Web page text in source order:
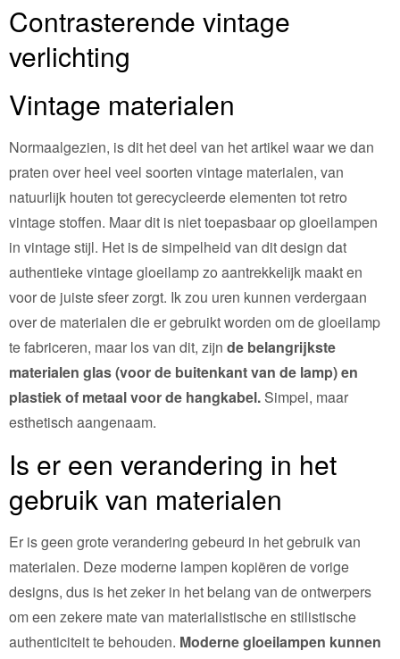
Contrasterende vintage
verlichting
Vintage materialen
Normaalgezien, is dit het deel van het artikel waar we dan
praten over heel veel soorten vintage materialen, van
natuurlijk houten tot gerecycleerde elementen tot retro
vintage stoffen. Maar dit is niet toepasbaar op gloeilampen
in vintage stijl. Het is de simpelheid van dit design dat
authentieke vintage gloeilamp zo aantrekkelijk maakt en
voor de juiste sfeer zorgt. Ik zou uren kunnen verdergaan
over de materialen die er gebruikt worden om de gloeilamp
te fabriceren, maar los van dit, zijn de belangrijkste
materialen glas (voor de buitenkant van de lamp) en
plastiek of metaal voor de hangkabel. Simpel, maar
esthetisch aangenaam.
Is er een verandering in het
gebruik van materialen
Er is geen grote verandering gebeurd in het gebruik van
materialen. Deze moderne lampen kopiëren de vorige
designs, dus is het zeker in het belang van de ontwerpers
om een zekere mate van materialistische en stilistische
authenticiteit te behouden. Moderne gloeilampen kunnen